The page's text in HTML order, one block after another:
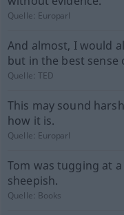
Quelle: Europarl
And almost, I would
but in the best sense
Quelle:TED
This may sound
how it is.
Quelle: Europarl
Tom was tugging at
sheepish.
Quelle: Books